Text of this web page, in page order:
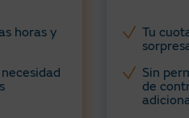
horas y
Tu
Sin
de